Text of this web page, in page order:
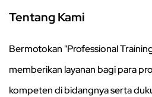
Tentang Kami
Bermotokan "Professional
memberikan layanan bagi para
kompeten di bidangnya serta